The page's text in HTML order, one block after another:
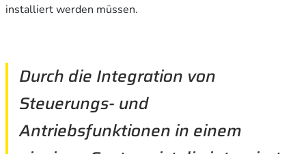
installiert werden müssen.
Durch die Integration von
Steuerungs- und
Antriebsfunktionen in einem